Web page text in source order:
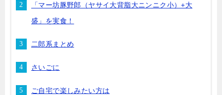
「マー坊豚野郎（ヤサイ大背脂大ニンニク小）+大
盛」を実食！
二郎系まとめ
さいごに
ご自宅で楽しみたい方は